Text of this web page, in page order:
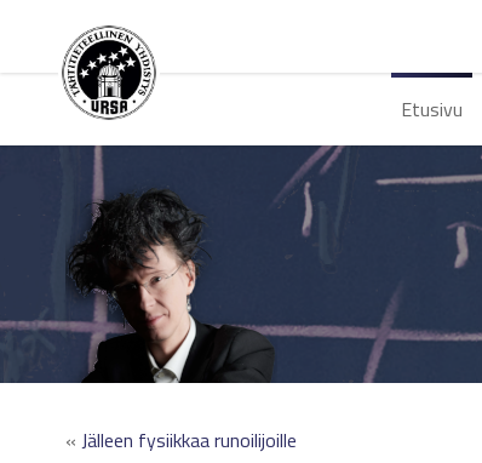
Etusivu
« Jälleen fysiikkaa runoilijoille